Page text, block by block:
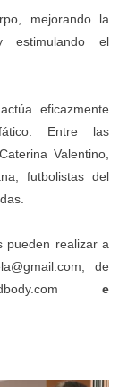
mejorando la
estimulando el
eficazmente
Entre las
Valentino,
futbolistas del
pueden realizar a
, de
e